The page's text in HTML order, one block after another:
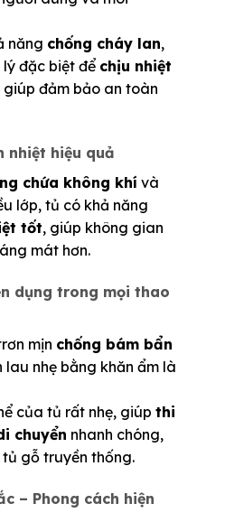
năng chống cháy lan,
đặc biệt để chịu nhiệt
giúp đảm bảo an toàn
nhiệt hiệu quả
chứa không khí và
lớp, tủ có khả năng
tốt, giúp không gian
mát hơn.
dụng trong mọi thao
mịn chống bám bẩn
lau nhẹ bằng khăn ẩm là
của tủ rất nhẹ, giúp thi
chuyển nhanh chóng,
gỗ truyền thống.
– Phong cách hiện